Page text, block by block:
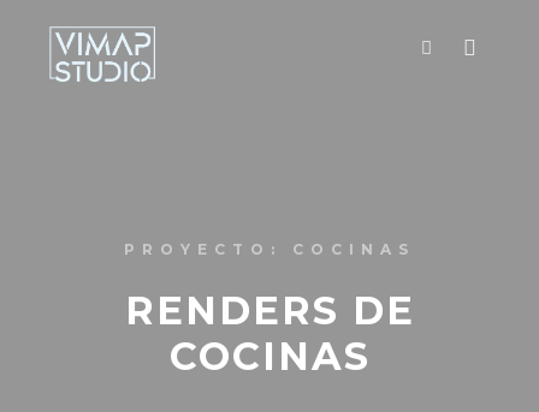
PROYECTO: COCINAS
RENDERS DE
COCINAS